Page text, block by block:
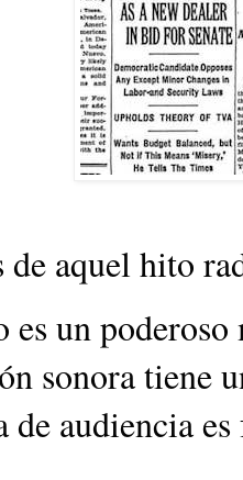
de aquel hito
un
sonora tiene
de audiencia